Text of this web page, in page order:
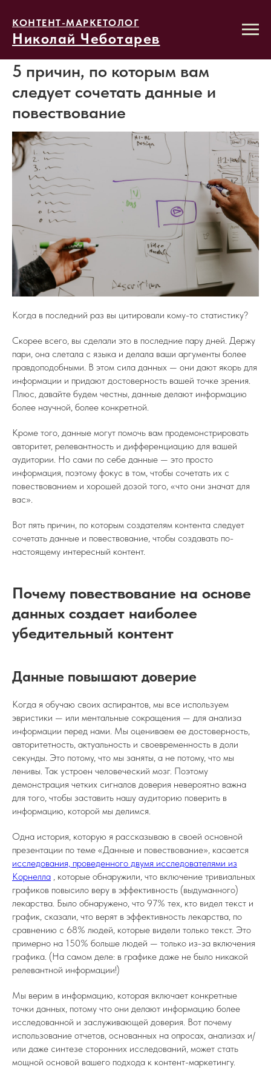
КОНТЕНТ-МАРКЕТОЛОГ
Николай Чеботарев
5 причин, по которым вам
следует сочетать данные и
повествование
Когда в последний раз вы цитировали кому-то статистику?
Скорее всего, вы сделали это в последние пару дней. Держу
пари, она слетала с языка и делала ваши аргументы более
правдоподобными. В этом сила данных — они дают якорь для
информации и придают достоверность вашей точке зрения.
Плюс, давайте будем честны, данные делают информацию
более научной, более конкретной.
Кроме того, данные могут помочь вам продемонстрировать
авторитет, релевантность и дифференциацию для вашей
аудитории. Но сами по себе данные — это просто
информация, поэтому фокус в том, чтобы сочетать их с
повествованием и хорошей дозой того, «что они значат для
вас».
Вот пять причин, по которым создателям контента следует
сочетать данные и повествование, чтобы создавать по-
настоящему интересный контент.
Почему повествование на основе
данных создает наиболее
убедительный контент
Данные повышают доверие
Когда я обучаю своих аспирантов, мы все используем
эвристики — или ментальные сокращения — для анализа
информации перед нами. Мы оцениваем ее достоверность,
авторитетность, актуальность и своевременность в доли
секунды. Это потому, что мы заняты, а не потому, что мы
ленивы. Так устроен человеческий мозг. Поэтому
демонстрация четких сигналов доверия невероятно важна
для того, чтобы заставить нашу аудиторию поверить в
информацию, которой мы делимся.
Одна история, которую я рассказываю в своей основной
презентации по теме «Данные и повествование», касается
исследования, проведенного двумя исследователями из
Корнелла , которые обнаружили, что включение тривиальных
графиков повысило веру в эффективность (выдуманного)
лекарства. Было обнаружено, что 97% тех, кто видел текст и
график, сказали, что верят в эффективность лекарства, по
сравнению с 68% людей, которые видели только текст. Это
примерно на 150% больше людей — только из-за включения
графика. (На самом деле: в графике даже не было никакой
релевантной информации!)
Мы верим в информацию, которая включает конкретные
точки данных, потому что они делают информацию более
исследованной и заслуживающей доверия. Вот почему
использование отчетов, основанных на опросах, анализах и/
или даже синтезе сторонних исследований, может стать
мощной основой вашего подхода к контент-маркетингу.